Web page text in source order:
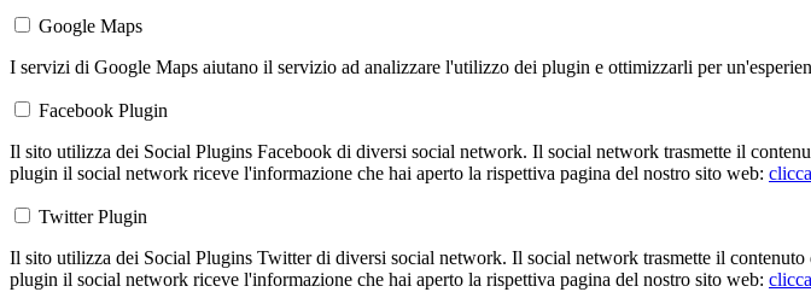
Google Maps
I servizi di Google Maps aiutano il servizio ad analizzare l'utilizzo dei plugin e ottimizzarli per
Facebook Plugin
Il sito utilizza dei Social Plugins Facebook di diversi social network. Il social network trasmette il
plugin il social network riceve l'informazione che hai aperto la rispettiva pagina del nostro sito web:
Twitter Plugin
Il sito utilizza dei Social Plugins Twitter di diversi social network. Il social network trasmette il
plugin il social network riceve l'informazione che hai aperto la rispettiva pagina del nostro sito web: